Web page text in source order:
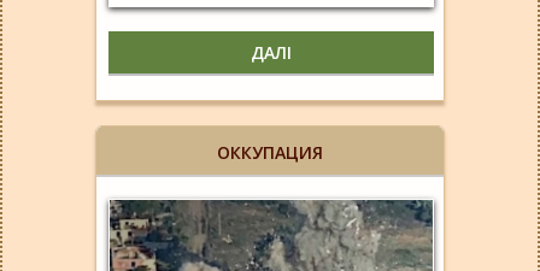
ДАЛІ
ОККУПАЦИЯ